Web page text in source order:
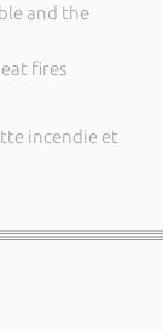
and the
fires
incendie et